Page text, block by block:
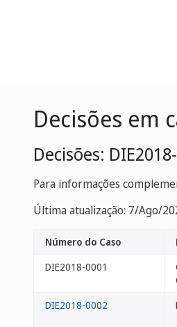
Decisões em
Decisões:
Para informações
Última atualização: 7/Ago/
Número do Caso
DIE2018-0001
DIE2018-0002